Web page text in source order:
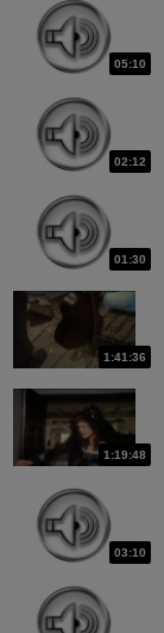
05:10
02:12
01:30
1:41:36
1:19:48
03:10